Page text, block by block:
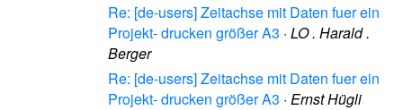
Re: [de-users] Zeitachse mit Daten fuer ein
Projekt- drucken größer A3 · LO . Harald .
Berger
Re: [de-users] Zeitachse mit Daten fuer ein
Projekt- drucken größer A3 · Ernst Hügli